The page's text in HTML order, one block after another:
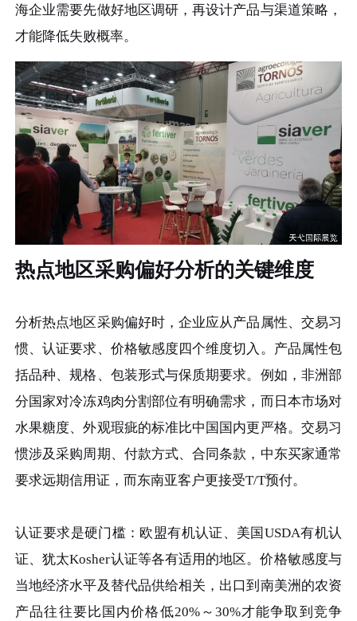
海企业需要先做好地区调研，再设计产品与渠道策略，
才能降低失败概率。
热点地区采购偏好分析的关键维度
分析热点地区采购偏好时，企业应从产品属性、交易习
惯、认证要求、价格敏感度四个维度切入。产品属性包
括品种、规格、包装形式与保质期要求。例如，非洲部
分国家对冷冻鸡肉分割部位有明确需求，而日本市场对
水果糖度、外观瑕疵的标准比中国国内更严格。交易习
惯涉及采购周期、付款方式、合同条款，中东买家通常
要求远期信用证，而东南亚客户更接受T/T预付。
认证要求是硬门槛：欧盟有机认证、美国USDA有机认
证、犹太Kosher认证等各有适用的地区。价格敏感度与
当地经济水平及替代品供给相关，出口到南美洲的农资
产品往往要比国内价格低20%～30%才能争取到竞争